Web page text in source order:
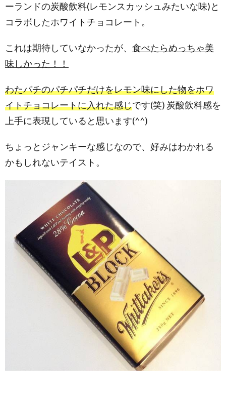
ーランドの炭酸飲料(レモンスカッシュみたいな味)と
コラボしたホワイトチョコレート。
これは期待していなかったが、 食べたらめっちゃ美
味しかった！！
わたパチのパチパチだけをレモン味にした物をホワ
イトチョコレートに入れた感じです(笑) 炭酸飲料感を
上手に表現していると思います(^^)
ちょっとジャンキーな感じなので、好みはわかれる
かもしれないテイスト。